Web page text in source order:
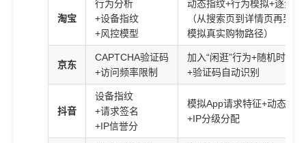
淘宝
行为分析
+设备指纹
+风控模型
动态指纹+行为模拟+逐步访
（从搜索页到详情页再到收
模拟真实购物路径）
京东
CAPTCHA验证码
+访问频率限制
加入“闲逛”行为+随机时间
+验证码自动识别
抖音
设备指纹
+请求签名
+IP信誉分
模拟App请求特征+动态签
+IP分级分配